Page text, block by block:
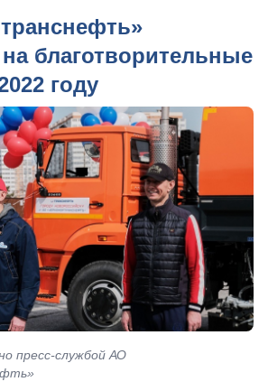
благотворительные
году
пресс-службой АО